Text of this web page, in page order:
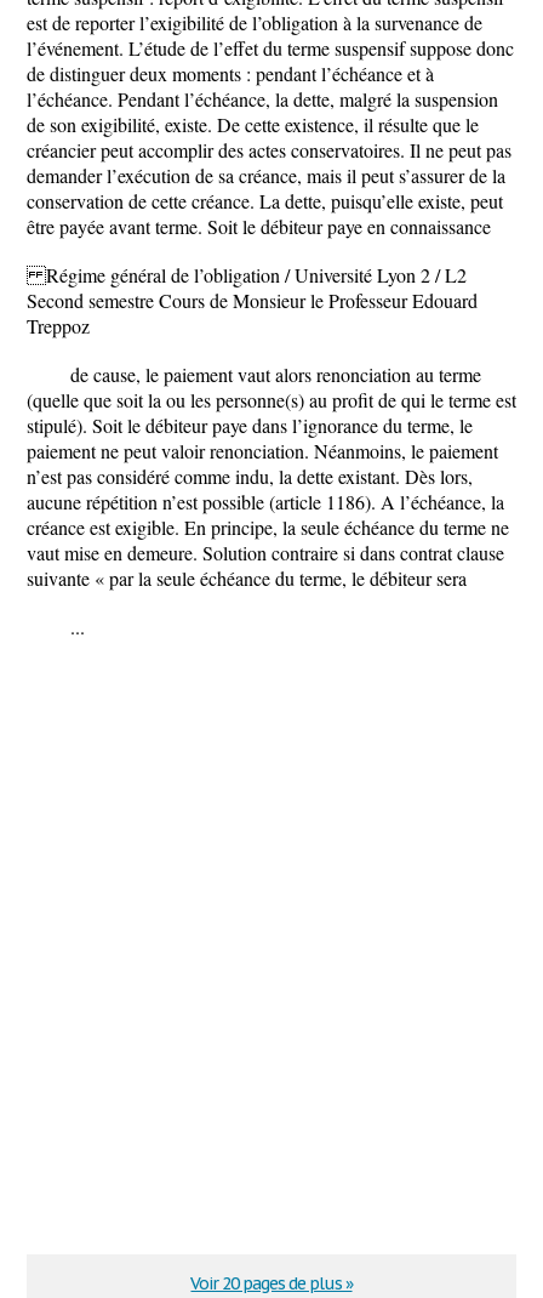
est de reporter l’exigibilité de l’obligation à la survenance de
l’événement. L’étude de l’effet du terme suspensif suppose donc
de distinguer deux moments : pendant l’échéance et à
l’échéance. Pendant l’échéance, la dette, malgré la suspension
de son exigibilité, existe. De cette existence, il résulte que le
créancier peut accomplir des actes conservatoires. Il ne peut pas
demander l’exécution de sa créance, mais il peut s’assurer de la
conservation de cette créance. La dette, puisqu’elle existe, peut
être payée avant terme. Soit le débiteur paye en connaissance
Régime général de l’obligation / Université Lyon 2 / L2
Second semestre Cours de Monsieur le Professeur Edouard
Treppoz
de cause, le paiement vaut alors renonciation au terme
(quelle que soit la ou les personne(s) au profit de qui le terme est
stipulé). Soit le débiteur paye dans l’ignorance du terme, le
paiement ne peut valoir renonciation. Néanmoins, le paiement
n’est pas considéré comme indu, la dette existant. Dès lors,
aucune répétition n’est possible (article 1186). A l’échéance, la
créance est exigible. En principe, la seule échéance du terme ne
vaut mise en demeure. Solution contraire si dans contrat clause
suivante « par la seule échéance du terme, le débiteur sera
...
Voir 20 pages de plus »